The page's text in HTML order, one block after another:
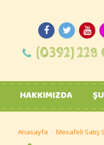
(0392)
HAKKIMIZDA
Mesafeli Satış